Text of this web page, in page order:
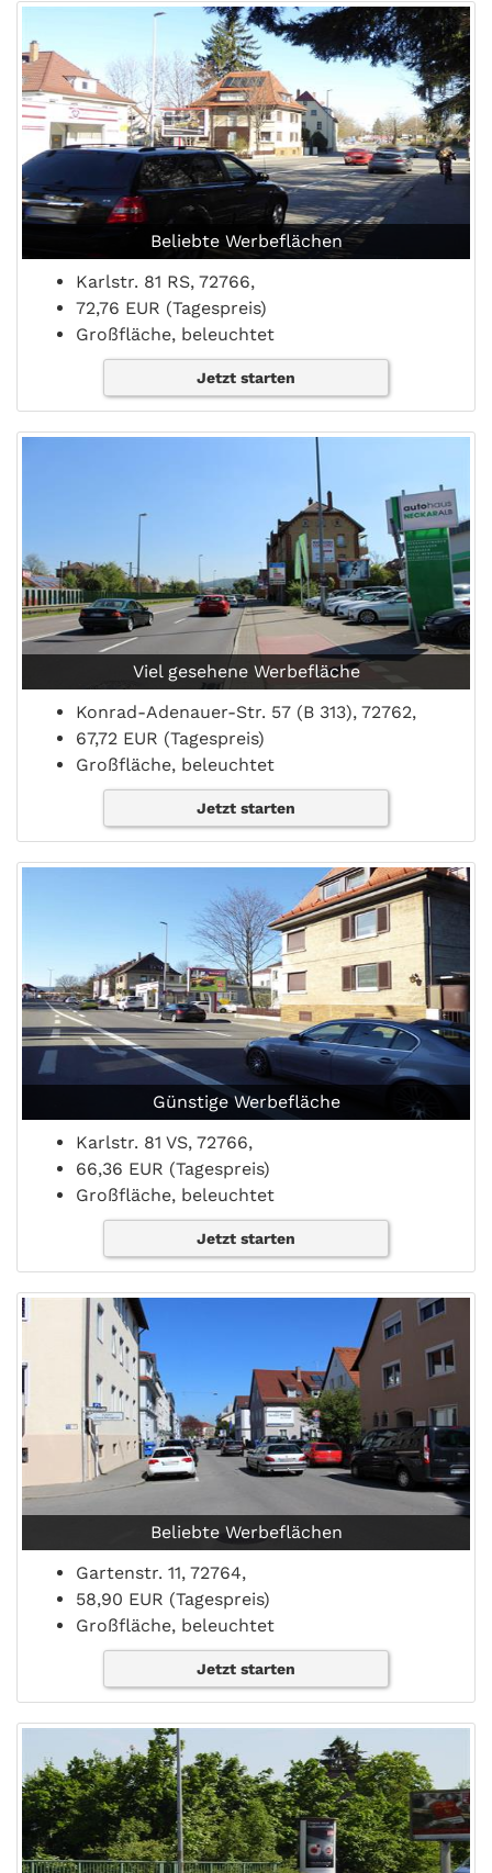
Beliebte Werbeflächen
Karlstr. 81 RS, 72766,
72,76 EUR (Tagespreis)
Großfläche, beleuchtet
Jetzt starten
Viel gesehene Werbefläche
Konrad-Adenauer-Str. 57 (B 313), 72762,
67,72 EUR (Tagespreis)
Großfläche, beleuchtet
Jetzt starten
Günstige Werbefläche
Karlstr. 81 VS, 72766,
66,36 EUR (Tagespreis)
Großfläche, beleuchtet
Jetzt starten
Beliebte Werbeflächen
Gartenstr. 11, 72764,
58,90 EUR (Tagespreis)
Großfläche, beleuchtet
Jetzt starten